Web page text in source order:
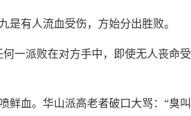
是有人流血受伤，方始分出胜败。
一派败在对方手中，即使无人丧命受
血。华山派高老者破口大骂：“臭叫